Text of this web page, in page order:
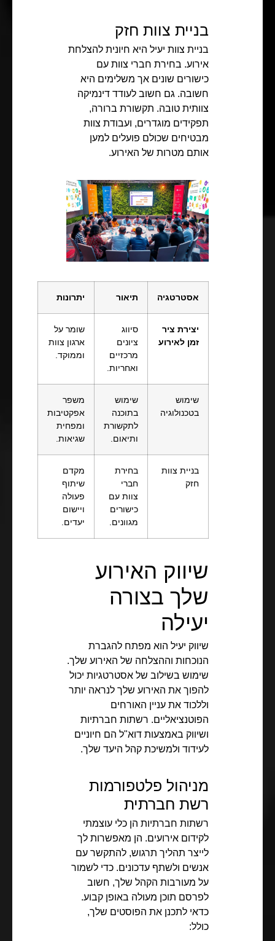
בניית צוות חזק
בניית צוות יעיל היא חיונית להצלחת
אירוע. בחירת חברי צוות עם
כישורים שונים אך משלימים היא
חשובה. גם חשוב לעודד דינמיקה
צוותית טובה. תקשורת ברורה,
תפקידים מוגדרים, ועבודת צוות
מבטיחים שכולם פועלים למען
אותם מטרות של האירוע.
אסטרטגיה תיאור יתרונות
יצירת ציר
זמן לאירוע
סיווג
ציונים
מרכזיים
ואחריות.
שומר על
ארגון צוות
וממוקד.
שימוש
בטכנולוגיה
שימוש
בתוכנה
לתקשורת
ותיאום.
משפר
אפקטיבות
ומפחית
שגיאות.
בניית צוות
חזק
בחירת
חברי
צוות עם
כישורים
מגוונים.
מקדם
שיתוף
פעולה
ויישום
יעדים.
שיווק האירוע
שלך בצורה
יעילה
שיווק יעיל הוא מפתח להגברת
הנוכחות וההצלחה של האירוע שלך.
שימוש בשילוב של אסטרטגיות יכול
להפוך את האירוע שלך לנראה יותר
וללכוד את עניין האורחים
הפוטנציאליים. רשתות חברתיות
ושיווק באמצעות דוא"ל הם חיוניים
לעידוד ולמשיכת קהל היעד שלך.
מניהול פלטפורמות
רשת חברתית
רשתות חברתיות הן כלי עוצמתי
לקידום אירועים. הן מאפשרות לך
לייצר תהליך תרגוש, להתקשר עם
אנשים ולשתף עדכונים. כדי לשמור
על מעורבות הקהל שלך, חשוב
לפרסם תוכן מעולה באופן קבוע.
כדאי לתכנן את הפוסטים שלך,
כולל: